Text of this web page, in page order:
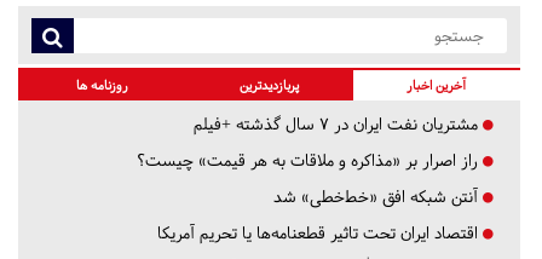
آخرین اخبار پربازدیدترین روزنامه ها
مشتریان نفت ایران در ۷ سال گذشته +فیلم
راز اصرار بر «مذاکره و ملاقات به هر قیمت» چیست؟
آنتن شبکه افق «خط‌خطی» شد
اقتصاد ایران تحت تاثیر قطعنامه‌ها یا تحریم‌ آمریکا